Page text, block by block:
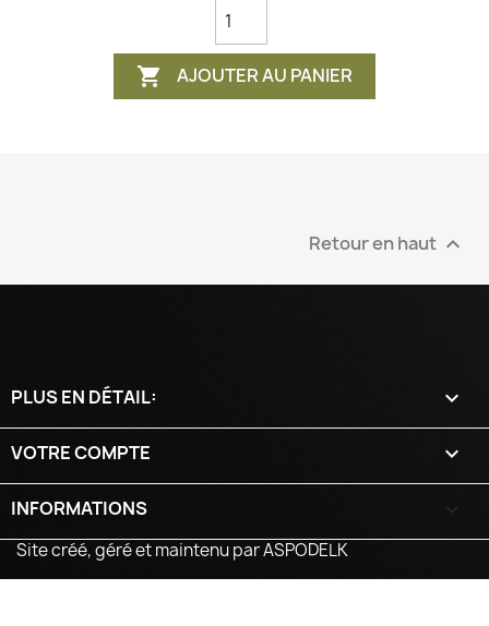
 AJOUTER AU PANIER
Retour en haut 
PLUS EN DÉTAIL: 
VOTRE COMPTE 
INFORMATIONS
Site créé, géré et maintenu par ASPODELK